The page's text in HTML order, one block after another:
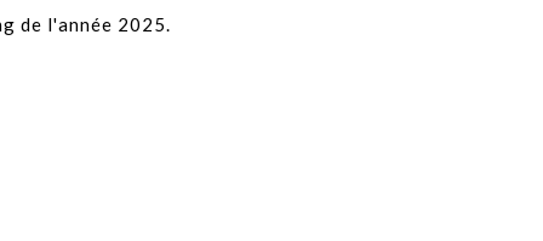
de l'année 2025.